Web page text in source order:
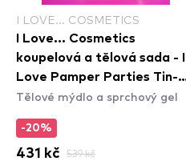
I LOVE... COSMETICS
I Love... Cosmetics
koupelová a tělová sada - I
Love Pamper Parties Tin-
Dulgent Trio
Tělové mýdlo a sprchový gel
-20%
431 kč 539 kč